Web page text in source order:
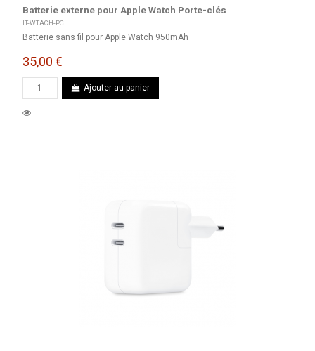
Batterie externe pour Apple Watch Porte-clés
IT-WTACH-PC
Batterie sans fil pour Apple Watch 950mAh
35,00 €
Ajouter au panier